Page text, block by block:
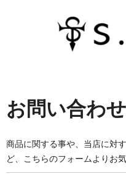
お問い合わせ
商品に関する事や、当店に対
ど、こちらのフォームよりお